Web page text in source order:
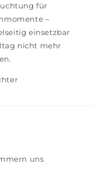
für
–
einsetzbar
nicht mehr
uns